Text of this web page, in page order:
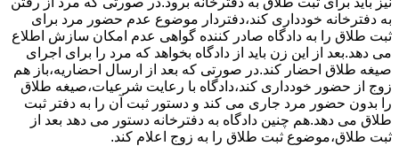
به دفترخانه خودداری کند،دفتردار موضوع عدم حضور مرد برای
ثبت طلاق را به دادگاه صادر کننده گواهی عدم امکان سازش اطلاع
می دهد.بعد از این زن باید از دادگاه بخواهد که مرد را برای اجرای
صیغه طلاق احضار کند.در صورتی که بعد از ارسال احضاریه،باز هم
زوج از حضور خودداری کند،دادگاه با رعایت شرعیات،صیغه طلاق
را بدون حضور مرد جاری می کند و دستور ثبت آن را به دفتر ثبت
طلاق می دهد.هم چنین دادگاه به دفترخانه دستور می دهد بعد از
ثبت طلاق،موضوع ثبت طلاق را به زوج اعلام کند.